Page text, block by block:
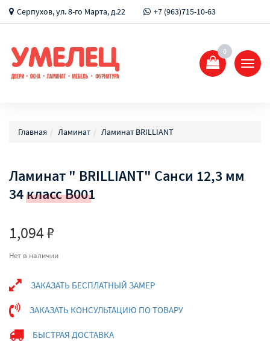
Серпухов, ул. 8-го Марта, д.22 +7 (963)715-10-63
0
Главная Ламинат Ламинат BRILLIANT
Ламинат " BRILLIANT" Санси 12,3 мм
34 класс B001
1,094 ₽
Нет в наличии
ЗАКАЗАТЬ БЕСПЛАТНЫЙ ЗАМЕР
ЗАКАЗАТЬ КОНСУЛЬТАЦИЮ ПО ТОВАРУ
БЫСТРАЯ ДОСТАВКА